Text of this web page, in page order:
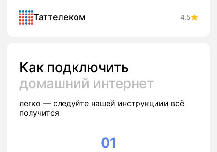
Таттелеком 4.5
Как подключить
домашний интернет
легко — следуйте нашей инструкциии всё
получится
01